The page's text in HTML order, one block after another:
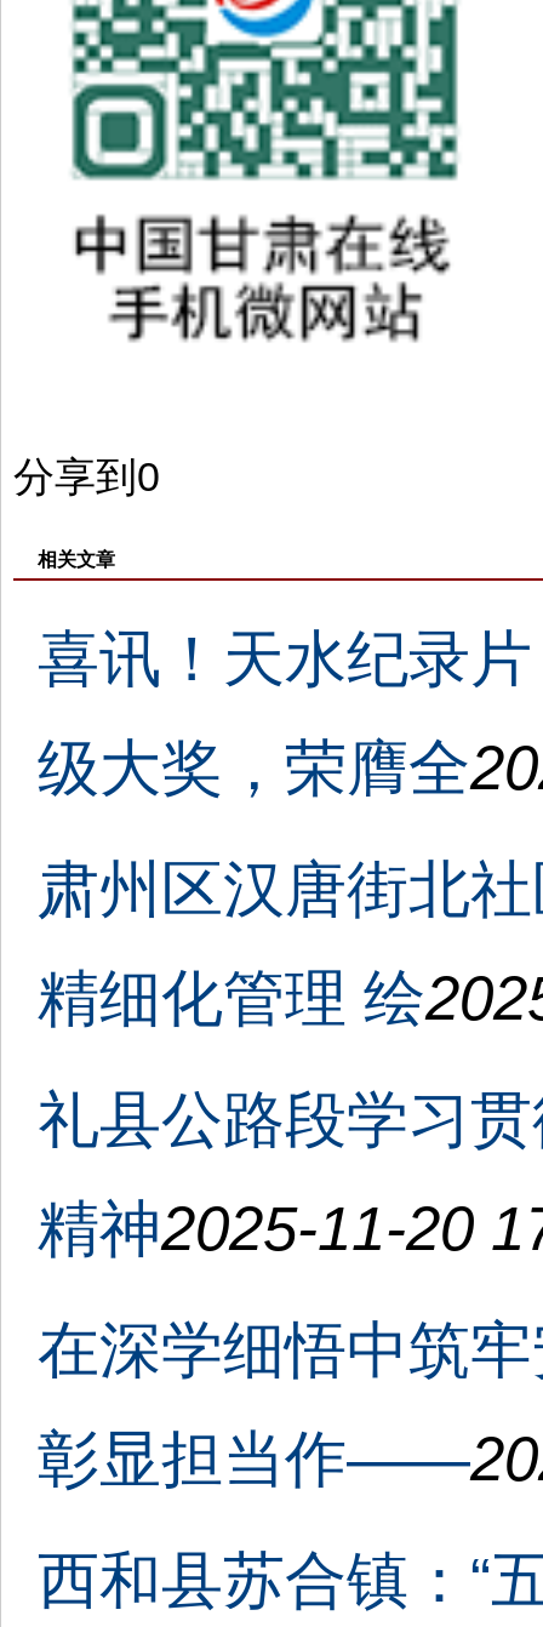
分享到 0
相关文章
喜讯！天水纪录
级大奖，荣膺全
肃州区汉唐街北
精细化管理 绘
礼县公路段学习
精神2025-11-20
在深学细悟中筑
彰显担当作——
西和县苏合镇：“